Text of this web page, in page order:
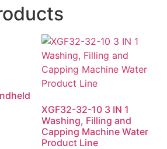
XGF32-32-10 3 IN 1
Washing, Filling and
Capping Machine Water
Product Line